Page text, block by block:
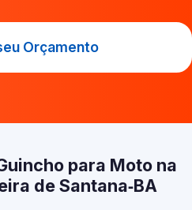
Orçamento
para Moto na
de Santana‑BA